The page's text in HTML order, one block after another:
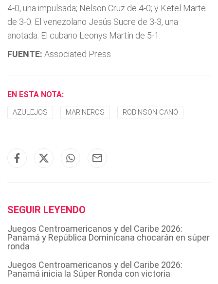
4-0, una impulsada; Nelson Cruz de 4-0; y Ketel Marte
de 3-0. El venezolano Jesús Sucre de 3-3, una
anotada. El cubano Leonys Martín de 5-1.
FUENTE: Associated Press
EN ESTA NOTA:
AZULEJOS MARINEROS ROBINSON CANÓ
SEGUIR LEYENDO
Juegos Centroamericanos y del Caribe 2026:
Panamá y República Dominicana chocarán en súper
ronda
Juegos Centroamericanos y del Caribe 2026:
Panamá inicia la Súper Ronda con victoria